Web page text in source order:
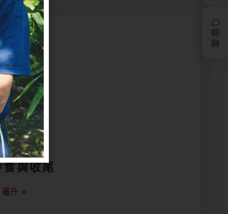
與收尾
升 ※
聊聊